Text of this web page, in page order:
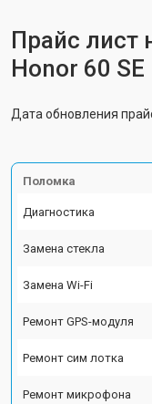
Прайс лист
Honor 60 SE
Дата обновления
Поломка
Диагностика
Замена стекла
Замена Wi-Fi
Ремонт GPS-модуля
Ремонт сим лотка
Ремонт микрофона